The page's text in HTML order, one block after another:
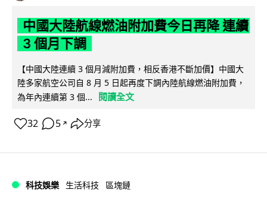
中國大陸航線燃油附加費今日再降 連續
3 個月下調
【中國大陸連續 3 個月減附加費，相反香港不斷加價】中國大
陸多家航空公司自 8 月 5 日起再度下調內陸航線燃油附加費，
為年內連續第 3 個...
閱讀全文
32 5 ↗ 分享
科技娛樂 生活科技 區塊鏈